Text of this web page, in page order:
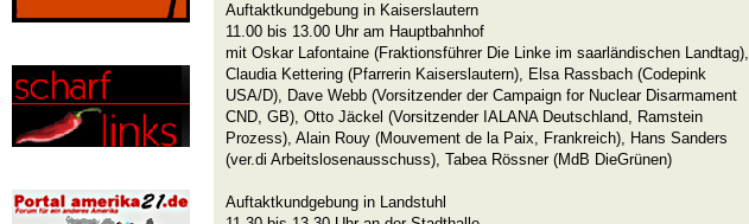
Auftaktkundgebung in Kaiserslautern
11.00 bis 13.00 Uhr am Hauptbahnhof
mit Oskar Lafontaine (Fraktionsführer Die Linke im saarländischen Landtag),
Claudia Kettering (Pfarrerin Kaiserslautern), Elsa Rassbach (Codepink
USA/D), Dave Webb (Vorsitzender der Campaign for Nuclear Disarmament
CND, GB), Otto Jäckel (Vorsitzender IALANA Deutschland, Ramstein
Prozess), Alain Rouy (Mouvement de la Paix, Frankreich), Hans Sanders
(ver.di Arbeitslosenausschuss), Tabea Rössner (MdB DieGrünen)
Auftaktkundgebung in Landstuhl